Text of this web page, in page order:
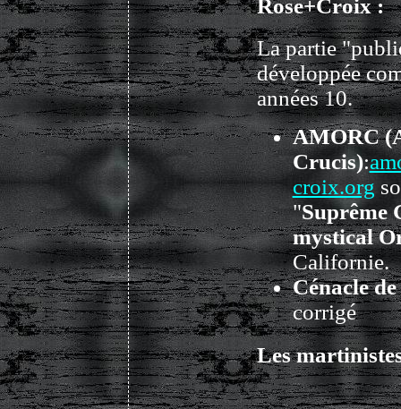
Rose+Croix :
La partie
développée
années 10.
AMORC
Crucis):
croix.org
"Suprême
mystical
Californie.
Cénacle
corrigé
Les